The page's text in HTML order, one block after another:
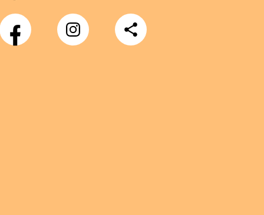
Facebook-
Kanal
Instagram-
Kanal
Teilen